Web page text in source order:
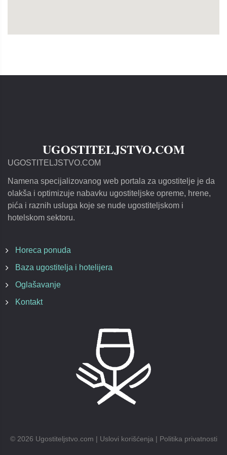
UGOSTITELJSTVO.COM
UGOSTITELJSTVO.COM
Namena specijalizovanog web portala za ugostitelje je da
olakša i optimizuje nabavku ugostiteljske opreme, hrene,
pića i raznih usluga koje se nude ugostiteljskom i
hotelskom sektoru.
Horeca ponuda
Baza ugostitelja i hotelijera
Oglašavanje
Kontakt
© 2026 Ugostiteljstvo.com | Uslovi korišćenja | Politika privatnosti